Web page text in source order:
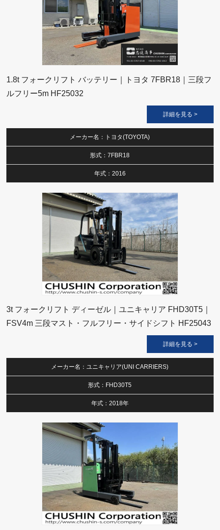
1.8t フォークリフト バッテリー｜トヨタ 7FBR18｜三段フ
ルフリー5m HF25032
詳細を見る >
メーカー名：トヨタ(TOYOTA)
形式：7FBR18
年式：2016
3t フォークリフト ディーゼル｜ユニキャリア FHD30T5｜
FSV4m 三段マスト・フルフリー・サイドシフト HF25043
詳細を見る >
メーカー名：ユニキャリア(UNI CARRIERS)
形式：FHD30T5
年式：2018年